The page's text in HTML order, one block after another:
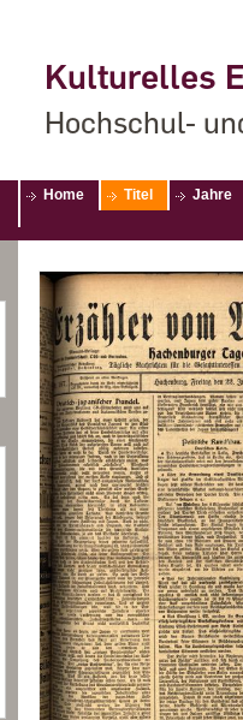
Kulturelles
Hochschul-
Home Titel Jahre